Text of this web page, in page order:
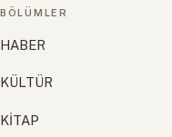
BÖLÜMLER
HABER
KÜLTÜR
KİTAP